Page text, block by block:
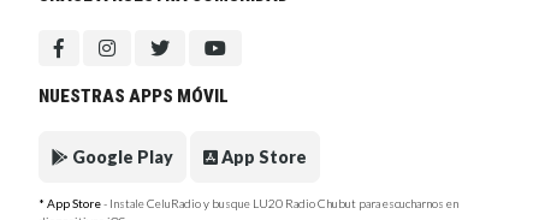
NUESTRAS APPS MÓVIL
Google Play App Store
* App Store- Instale CeluRadio y busque LU20 Radio Chubut para escucharnos en